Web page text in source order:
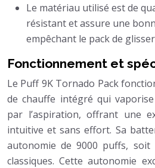
Le matériau utilisé est de
résistant et assure une
empêchant le pack de
Fonctionnement et
Le Puff 9K Tornado Pack
de chauffe intégré qui
par l’aspiration, offrant une
intuitive et sans effort. Sa
autonomie de 9000 puffs, soit
classiques. Cette autonomie